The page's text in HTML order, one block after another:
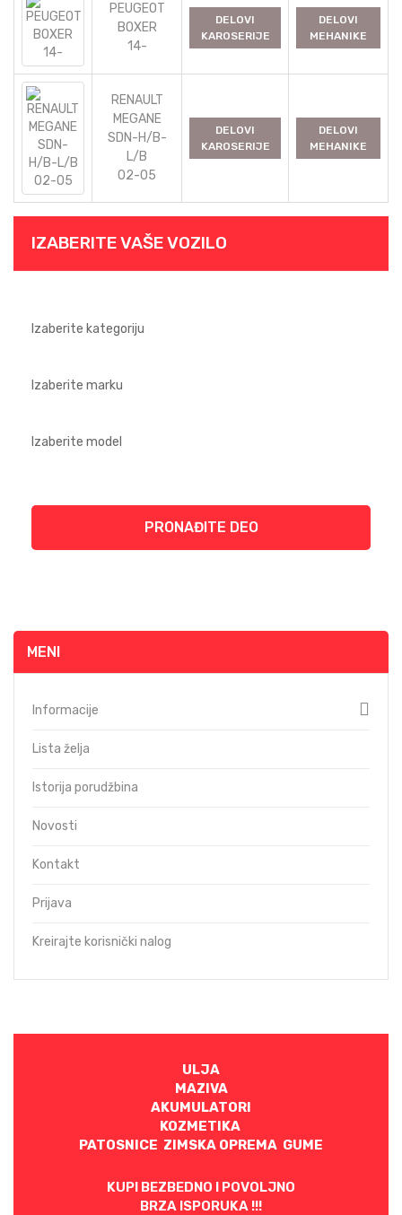
IZABERITE VAŠE VOZILO
PRONAĐITE DEO
MENI
Informacije
Lista želja
Istorija porudžbina
Novosti
Kontakt
Prijava
Kreirajte korisnički nalog
PEUGEOT
BOXER
14-
DELOVI
KAROSERIJE
DELOVI
MEHANIKE
RENAULT
MEGANE
SDN-H/B-
L/B
02-05
DELOVI
KAROSERIJE
DELOVI
MEHANIKE
ULJA
MAZIVA
AKUMULATORI
KOZMETIKA
PATOSNICE ZIMSKA OPREMA GUME
KUPI BEZBEDNO I POVOLJNO
BRZA ISPORUKA !!!